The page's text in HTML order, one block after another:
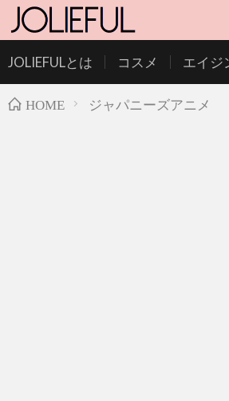
JOLIEFULとは コスメ エイジ
HOME ジャパニーズアニメ